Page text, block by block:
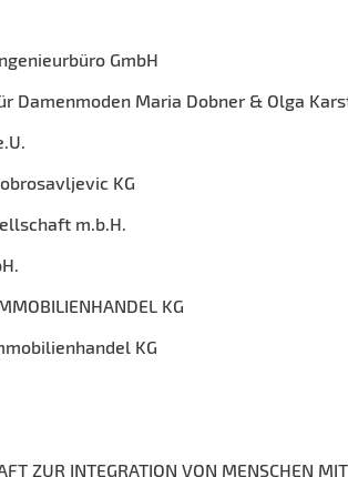
GmbH
Damenmoden Maria Dobner & Olga
KG
m.b.H.
KG
KG
ZUR INTEGRATION VON MENSCHEN